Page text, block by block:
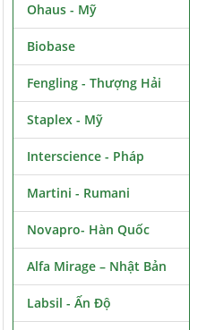
Ohaus - Mỹ
Biobase
Fengling - Thượng Hải
Staplex - Mỹ
Interscience - Pháp
Martini - Rumani
Novapro- Hàn Quốc
Alfa Mirage – Nhật Bản
Labsil - Ấn Độ